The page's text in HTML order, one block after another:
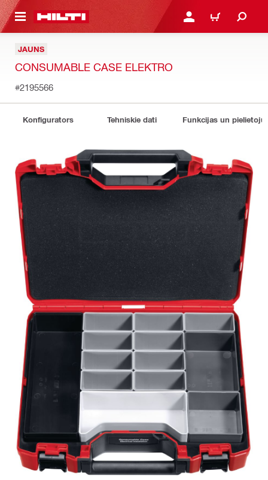
SATURU PIESLĒGTIES VAI
IEPIRKŠANĀS
JAUNS
CONSUMABLE CASE ELEKTRO
#2195566
Konfigurators Tehniskie dati Funkcijas un